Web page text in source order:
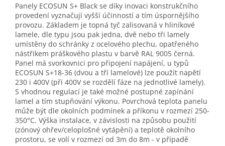
Panely ECOSUN S+ Black se díky inovaci konstrukčního
provedení vyznačují vyšší účinností a tím úspornějšího
provozu. Základem je topná tyč zalisovaná v hliníkové
lamele, dle typu jsou pak jedna, dvě nebo tři lamely
umístěny do schránky z ocelového plechu, opatřeného
nástřikem práškového plastu v barvě RAL 9005 černá.
Panel má svorkovnici pro připojení napájení, u typů
ECOSUN S+18-36 (dvou a tří lamelové) lze použít napětí
230 i 400V (při 400V se rozdělí fáze na jednotlivé lamely).
S vhodnou regulací je také možné postupné zapínání
lamel a tím stupňování výkonu. Povrchová teplota panelu
může být dle okolních podmínek a příkonu v rozmezí 250-
350°C. Výška instalace, v závislosti na způsobu použití
(zónový ohřev/celoplošné vytápění) a teplotě okolního
prostoru, se volí v rozmezí od 3m do 8m - v případě